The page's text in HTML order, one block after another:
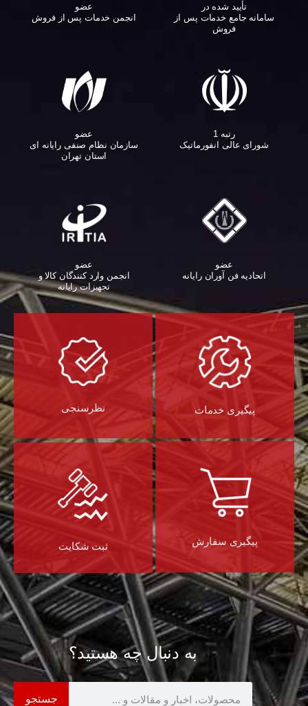
تأیید شده در
سامانه جامع خدمات پس از
فروش
عضو
انجمن خدمات پس از فروش
رتبه 1
شورای عالی انفورماتیک
عضو
سازمان نظام صنفی رایانه ای
استان تهران
عضو
اتحادیه فن آوران رایانه
عضو
انجمن وارد کنندگان کالا و
تجهیزات رایانه‌
پیگیری خدمات نظرسنجی
پیگیری سفارش ثبت شکایت
به دنبال چه هستید؟
جستجو